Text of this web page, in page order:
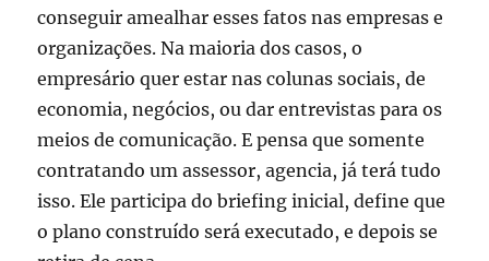
conseguir amealhar esses fatos nas empresas e
organizações. Na maioria dos casos, o
empresário quer estar nas colunas sociais, de
economia, negócios, ou dar entrevistas para os
meios de comunicação. E pensa que somente
contratando um assessor, agencia, já terá tudo
isso. Ele participa do briefing inicial, define que
o plano construído será executado, e depois se